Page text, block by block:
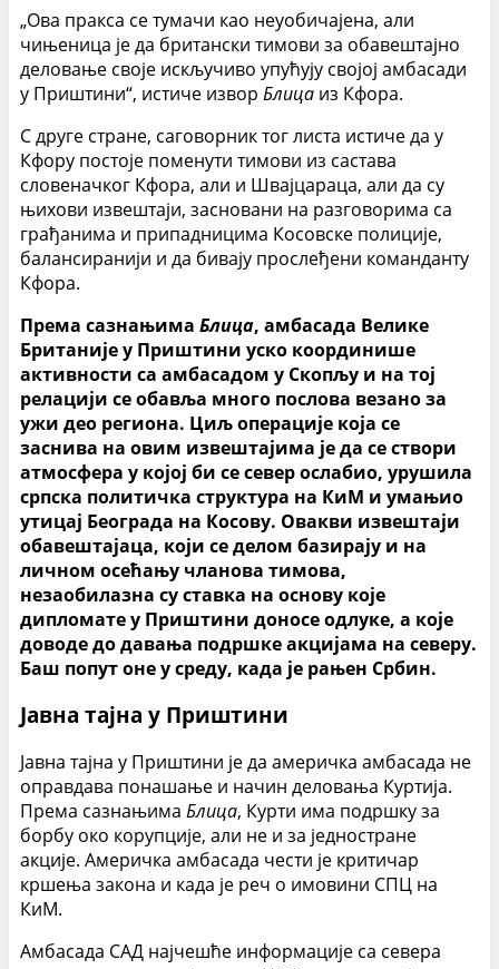
„Ова пракса се тумачи као неуобичајена, али
чињеница је да британски тимови за обавештајно
деловање своје искључиво упућују својој амбасади
у Приштини“, истиче извор Блица из Кфора.
С друге стране, саговорник тог листа истиче да у
Кфору постоје поменути тимови из састава
словеначког Кфора, али и Швајцараца, али да су
њихови извештаји, засновани на разговорима са
грађанима и припадницима Косовске полиције,
балансиранији и да бивају прослеђени команданту
Кфора.
Према сазнањима Блица, амбасада Велике
Британије у Приштини уско координише
активности са амбасадом у Скопљу и на тој
релацији се обавља много послова везано за
ужи део региона. Циљ операције која се
заснива на овим извештајима је да се створи
атмосфера у којој би се север ослабио, урушила
српска политичка структура на КиМ и умањио
утицај Београда на Косову. Овакви извештаји
обавештајаца, који се делом базирају и на
личном осећању чланова тимова,
незаобилазна су ставка на основу које
дипломате у Приштини доносе одлуке, а које
доводе до давања подршке акцијама на северу.
Баш попут оне у среду, када је рањен Србин.
Јавна тајна у Приштини
Јавна тајна у Приштини је да америчка амбасада не
оправдава понашање и начин деловања Куртија.
Према сазнањима Блица, Курти има подршку за
борбу око корупције, али не и за једностране
акције. Америчка амбасада чести је критичар
кршења закона и када је реч о имовини СПЦ на
КиМ.
Амбасада САД најчешће информације са севера